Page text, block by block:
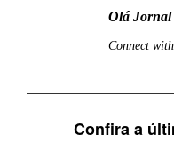
Olá Jornal
Connect
Confira a